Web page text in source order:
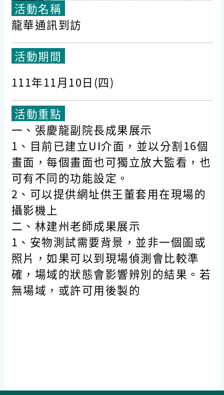
活動名稱
龍華通訊到訪
活動期間
111年11月10日(四)
活動重點
一、張慶龍副院長成果展示
1、目前已建立UI介面，並以分割16個
畫面，每個畫面也可獨立放大監看，也
可有不同的功能設定。
2、可以提供網址供王董套用在現場的
攝影機上
二、林建州老師成果展示
1、安物測試需要背景，並非一個圖或
照片，如果可以到現場偵測會比較準
確，場域的狀態會影響辨別的結果。若
無場域，或許可用後製的